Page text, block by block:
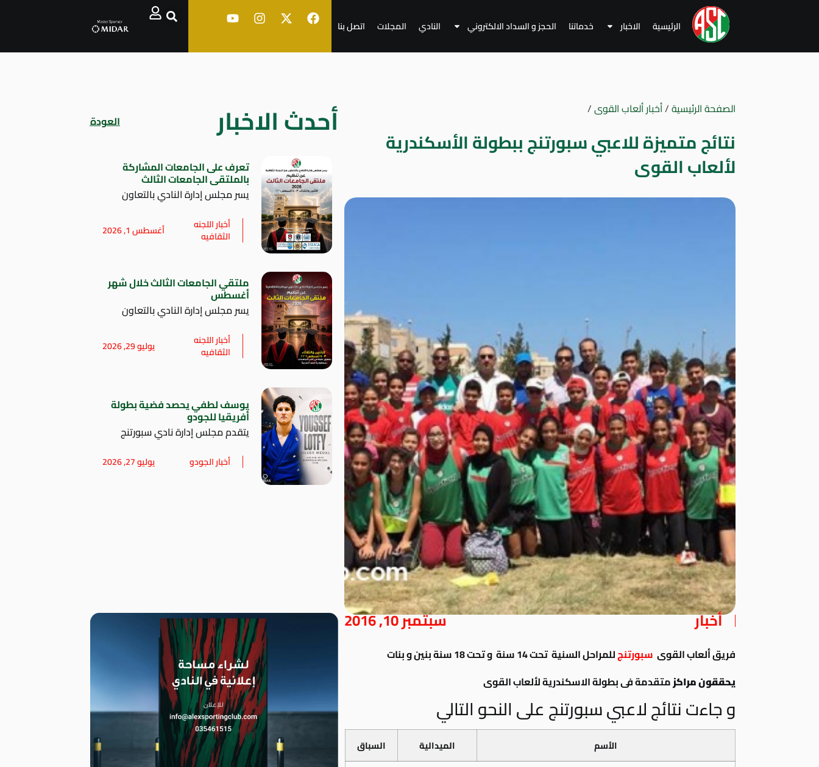
الرئيسية الاخبار خدماتنا الحجز و السداد الالكتروني النادي المجلات اتصل بنا
الصفحة الرئيسية/أخبار ألعاب القوى/
نتائج متميزة للاعبي سبورتنج ببطولة الأسكندرية
لألعاب القوى
أخبار سبتمبر 10, 2016
فريق ألعاب القوى سبورتنجللمراحل السنية تحت 14 سنة و تحت 18 سنة بنين و بنات
يحققون مراكزمتقدمة فى بطولة الاسكندرية لألعاب القوى
و جاءت نتائج لاعبي سبورتنج على النحو التالي
الأسم الميدالية
السباق
أحدث الاخبار العودة
تعرف على الجامعات المشاركة
بالملتقى الجامعات الثالث
يسر مجلس إدارة النادي بالتعاون
أخبار اللجنه
الثقافيه أغسطس 1, 2026
ملتقي الجامعات الثالث خلال شهر
أغسطس
يسر مجلس إدارة النادي بالتعاون
أخبار اللجنه
الثقافيه يوليو 29, 2026
يوسف لطفي يحصد فضية بطولة
أفريقيا للجودو
يتقدم مجلس إدارة نادي سبورتنج
أخبار الجودو يوليو 27, 2026